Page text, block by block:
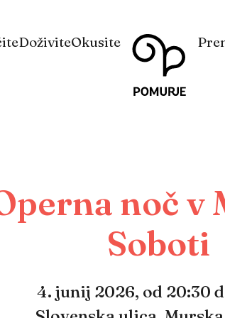
vsebino
DoživiteOkusite
noč v
Soboti
4. junij 2026, od 20:30